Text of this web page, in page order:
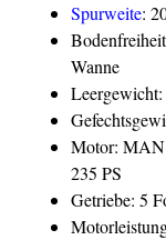
Spurweite:
Wanne
Motor: MAN
235 PS
Getriebe: 5